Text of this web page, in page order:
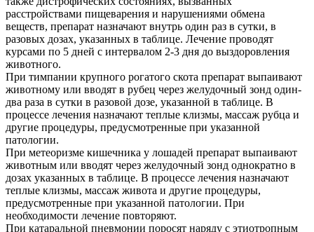
расстройствами пищеварения и нарушениями обмена
веществ, препарат назначают внутрь один раз в сутки, в
разовых дозах, указанных в таблице. Лечение проводят
курсами по 5 дней с интервалом 2-3 дня до выздоровления
животного.
При тимпании крупного рогатого скота препарат выпаивают
животному или вводят в рубец через желудочный зонд один-
два раза в сутки в разовой дозе, указанной в таблице. В
процессе лечения назначают теплые клизмы, массаж рубца и
другие процедуры, предусмотренные при указанной
патологии.
При метеоризме кишечника у лошадей препарат выпаивают
животным или вводят через желудочный зонд однократно в
дозах указанных в таблице. В процессе лечения назначают
теплые клизмы, массаж живота и другие процедуры,
предусмотренные при указанной патологии. При
необходимости лечение повторяют.
При катаральной пневмонии поросят наряду с этиотропным